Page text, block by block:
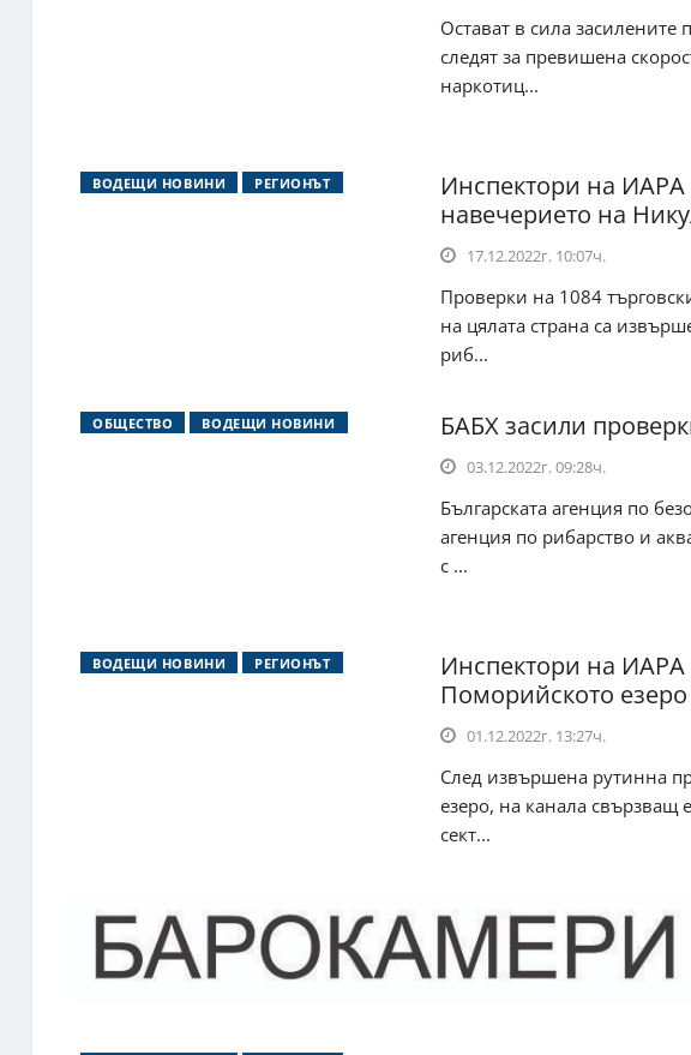
Остават в сила
следят за превишена
наркотиц...
ВОДЕЩИ НОВИНИ РЕГИОНЪТ
Инспектори на ИАРА
навечерието на
17.12.2022г. 10:07ч.
Проверки на 1084
на цялата страна са
риб...
ОБЩЕСТВО ВОДЕЩИ НОВИНИ БАБХ засили
03.12.2022г. 09:28ч.
Българската агенция по
агенция по рибарство и
с ...
ВОДЕЩИ НОВИНИ РЕГИОНЪТ
Инспектори на
Поморийското
01.12.2022г. 13:27ч.
След извършена рутинна
езеро, на канала свързващ
сект...